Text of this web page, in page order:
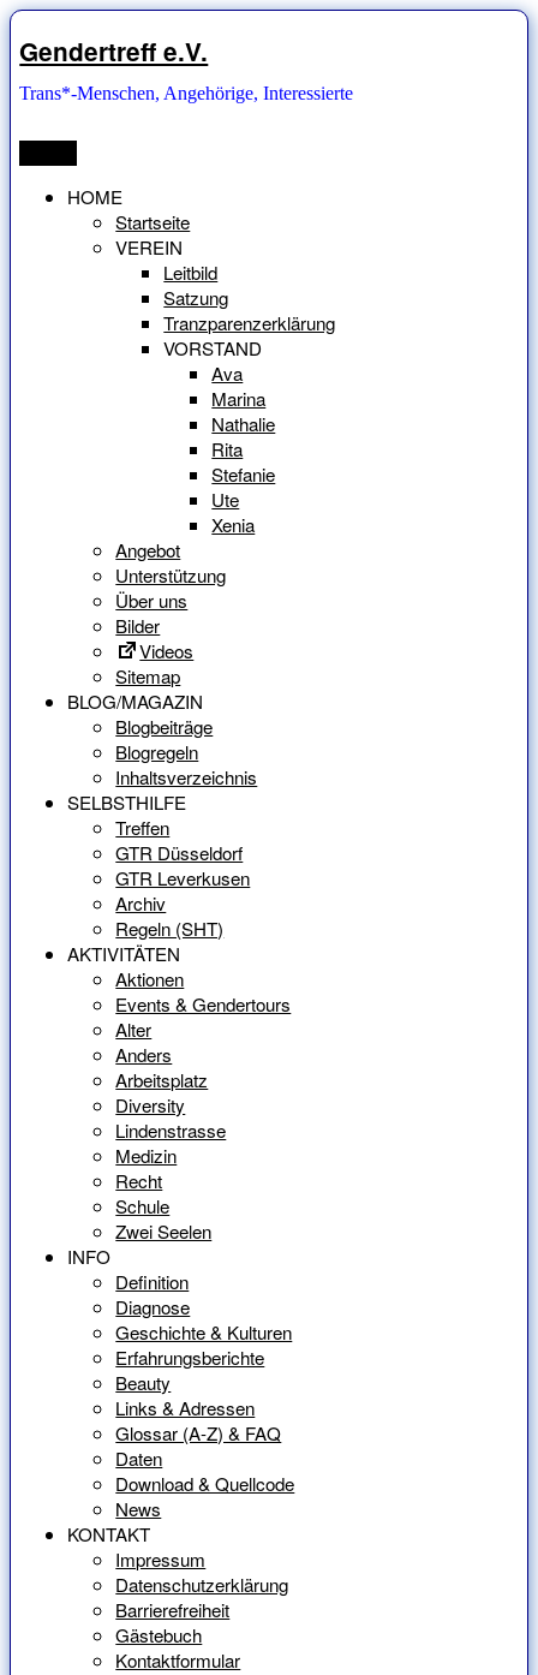
Zum
Inhalt
springen
Gendertreff e.V.
Trans*-Menschen, Angehörige, Interessierte
HOME
Startseite
VEREIN
Leitbild
Satzung
Tranzparenzerklärung
VORSTAND
Ava
Marina
Nathalie
Rita
Stefanie
Ute
Xenia
Angebot
Unterstützung
Über uns
Bilder
Videos
Sitemap
BLOG/MAGAZIN
Blogbeiträge
Blogregeln
Inhaltsverzeichnis
SELBSTHILFE
Treffen
GTR Düsseldorf
GTR Leverkusen
Archiv
Regeln (SHT)
AKTIVITÄTEN
Aktionen
Events & Gendertours
Alter
Anders
Arbeitsplatz
Diversity
Lindenstrasse
Medizin
Recht
Schule
Zwei Seelen
INFO
Definition
Diagnose
Geschichte & Kulturen
Erfahrungsberichte
Beauty
Links & Adressen
Glossar (A-Z) & FAQ
Daten
Download & Quellcode
News
KONTAKT
Impressum
Datenschutzerklärung
Barrierefreiheit
Gästebuch
Kontaktformular